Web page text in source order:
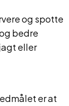
og spotte
bedre
eller
er at